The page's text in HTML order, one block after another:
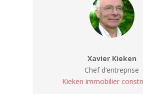
Xavier Kieken
Chef d’entreprise
Kieken immobilier